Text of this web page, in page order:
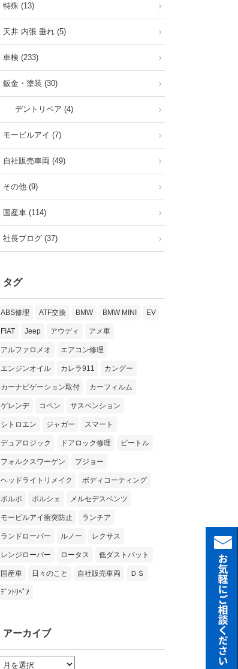
特殊 (13)
天井 内張 垂れ (5)
車検 (233)
鈑金・塗装 (30)
デントリペア (4)
モービルアイ (7)
自社販売車両 (49)
その他 (9)
国産車 (114)
社長ブログ (37)
タグ
ABS修理 ATF交換 BMW BMW MINI EV
FIAT Jeep アウディ アメ車
アルファロメオ エアコン修理
エンジンオイル カレラ911 カングー
カーナビゲーション取付 カーフィルム
ゲレンデ コペン サスペンション
シトロエン ジャガー スマート
デュアロジック ドアロック修理 ビートル
フォルクスワーゲン プジョー
ヘッドライトリメイク ボディコーティング
ボルボ ポルシェ メルセデスベンツ
モービルアイ衝突防止 ランチア
ランドローバー ルノー レクサス
レンジローバー ロータス 低ダストパット
国産車 日々のこと 自社販売車両 ＤＳ
ﾃﾞﾝﾄﾘﾍﾟｱ
アーカイブ
ア